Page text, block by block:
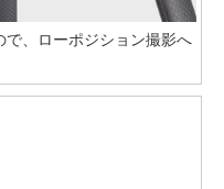
、ローポジション撮影へ